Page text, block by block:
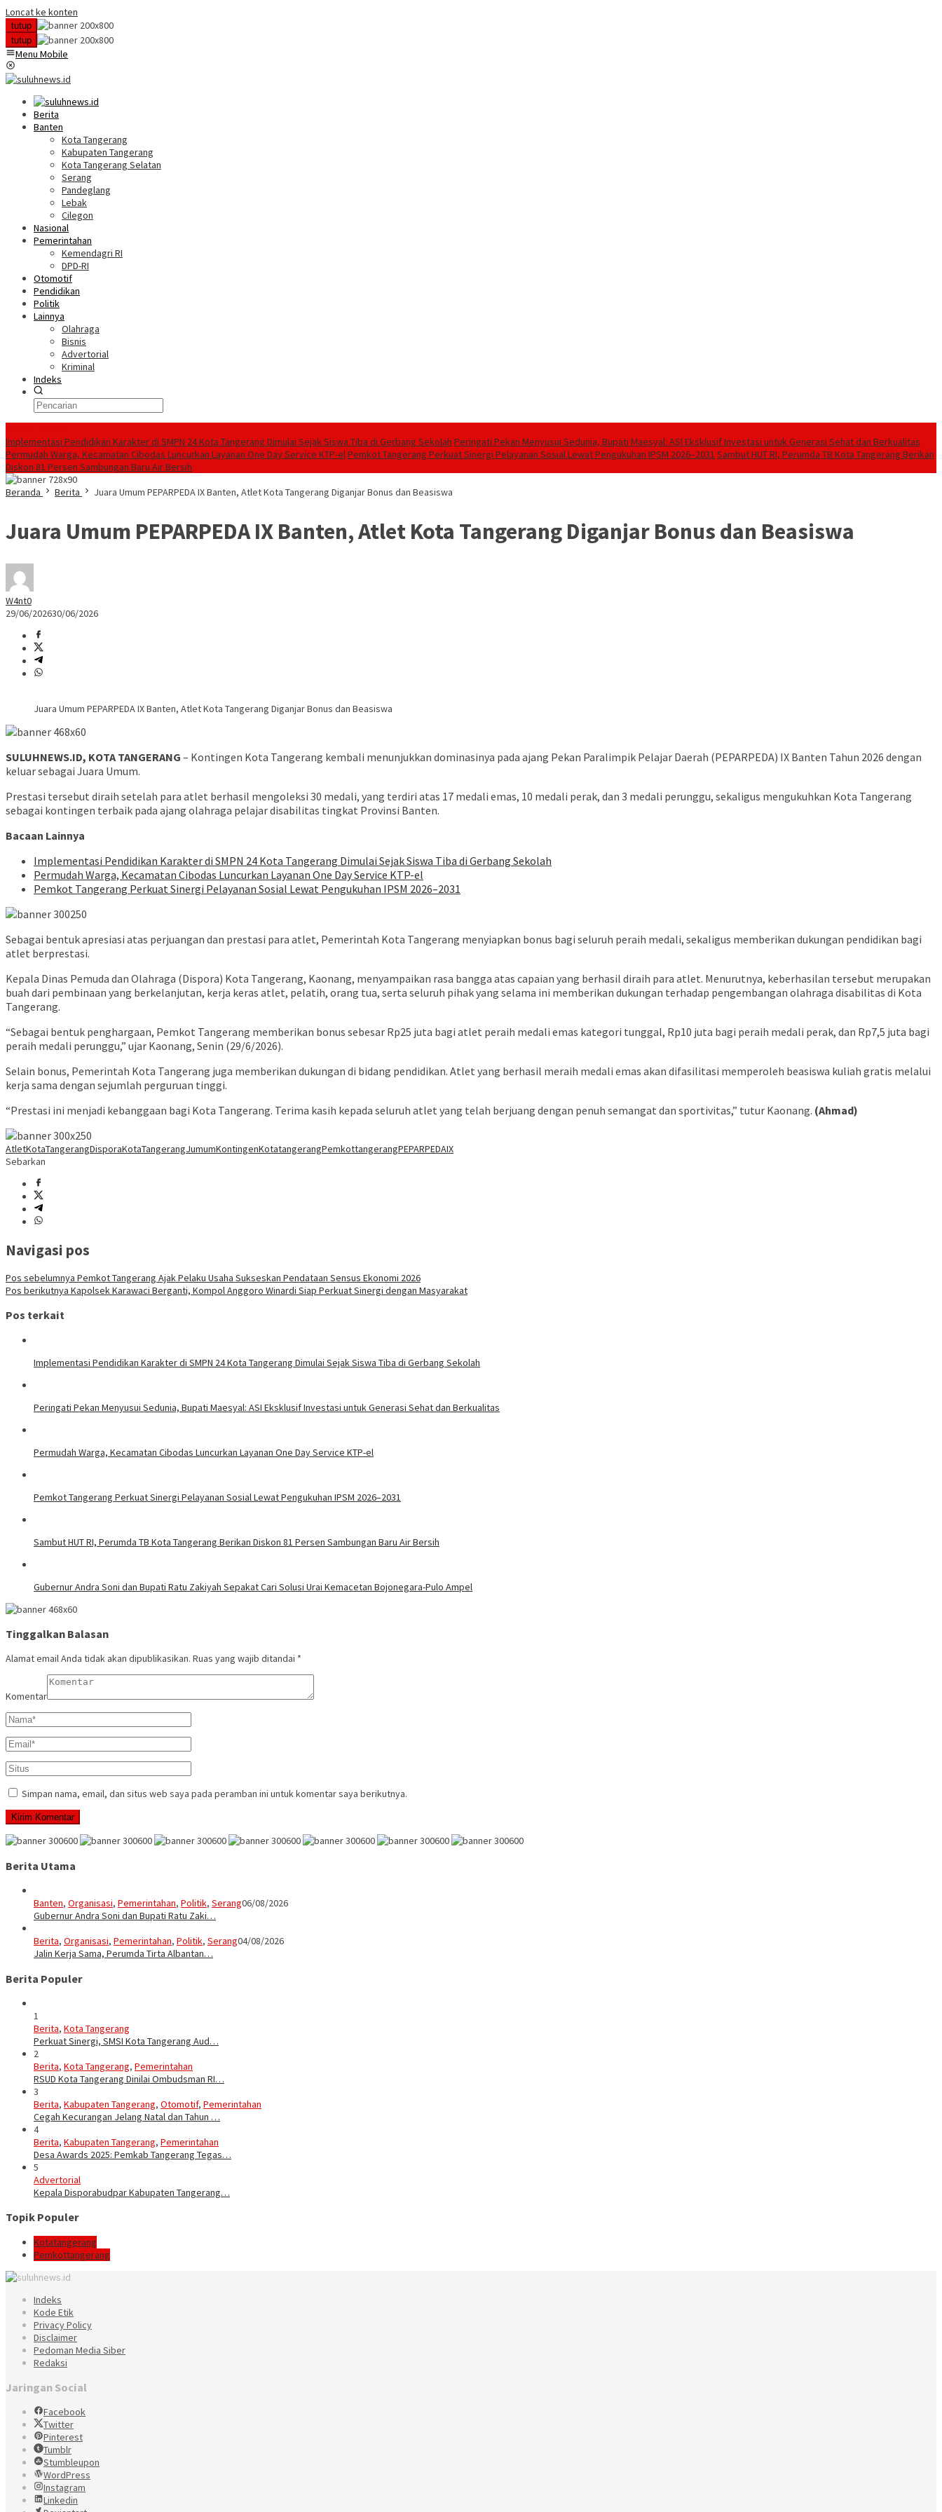
Loncat ke konten
tutup
tutup
Menu Mobile
Berita
Banten
Kota Tangerang
Kabupaten Tangerang
Kota Tangerang Selatan
Serang
Pandeglang
Lebak
Cilegon
Nasional
Pemerintahan
Kemendagri RI
DPD-RI
Otomotif
Pendidikan
Politik
Lainnya
Olahraga
Bisnis
Advertorial
Kriminal
Indeks
Implementasi Pendidikan Karakter di SMPN 24 Kota Tangerang Dimulai Sejak Siswa Tiba di Gerbang Sekolah Peringati Pekan Menyusui Sedunia, Bupati Maesyal: ASI Eksklusif Investasi untuk Generasi Sehat dan Berkualitas
Permudah Warga, Kecamatan Cibodas Luncurkan Layanan One Day Service KTP-elPemkot Tangerang Perkuat Sinergi Pelayanan Sosial Lewat Pengukuhan IPSM 2026–2031 Sambut HUT RI, Perumda TB Kota Tangerang Berikan
Diskon 81 Persen Sambungan Baru Air Bersih
Beranda
Berita Juara Umum PEPARPEDA IX Banten, Atlet Kota Tangerang Diganjar Bonus dan Beasiswa
Juara Umum PEPARPEDA IX Banten, Atlet Kota Tangerang Diganjar Bonus dan Beasiswa
W4nt0
29/06/202630/06/2026
Juara Umum PEPARPEDA IX Banten, Atlet Kota Tangerang Diganjar Bonus dan Beasiswa
SULUHNEWS.ID, KOTA TANGERANG – Kontingen Kota Tangerang kembali menunjukkan dominasinya pada ajang Pekan Paralimpik Pelajar Daerah (PEPARPEDA) IX Banten Tahun 2026 dengan
keluar sebagai Juara Umum.
Prestasi tersebut diraih setelah para atlet berhasil mengoleksi 30 medali, yang terdiri atas 17 medali emas, 10 medali perak, dan 3 medali perunggu, sekaligus mengukuhkan Kota Tangerang
sebagai kontingen terbaik pada ajang olahraga pelajar disabilitas tingkat Provinsi Banten.
Bacaan Lainnya
Implementasi Pendidikan Karakter di SMPN 24 Kota Tangerang Dimulai Sejak Siswa Tiba di Gerbang Sekolah
Permudah Warga, Kecamatan Cibodas Luncurkan Layanan One Day Service KTP-el
Pemkot Tangerang Perkuat Sinergi Pelayanan Sosial Lewat Pengukuhan IPSM 2026–2031
Sebagai bentuk apresiasi atas perjuangan dan prestasi para atlet, Pemerintah Kota Tangerang menyiapkan bonus bagi seluruh peraih medali, sekaligus memberikan dukungan pendidikan bagi
atlet berprestasi.
Kepala Dinas Pemuda dan Olahraga (Dispora) Kota Tangerang, Kaonang, menyampaikan rasa bangga atas capaian yang berhasil diraih para atlet. Menurutnya, keberhasilan tersebut merupakan
buah dari pembinaan yang berkelanjutan, kerja keras atlet, pelatih, orang tua, serta seluruh pihak yang selama ini memberikan dukungan terhadap pengembangan olahraga disabilitas di Kota
Tangerang.
“Sebagai bentuk penghargaan, Pemkot Tangerang memberikan bonus sebesar Rp25 juta bagi atlet peraih medali emas kategori tunggal, Rp10 juta bagi peraih medali perak, dan Rp7,5 juta bagi
peraih medali perunggu,” ujar Kaonang, Senin (29/6/2026).
Selain bonus, Pemerintah Kota Tangerang juga memberikan dukungan di bidang pendidikan. Atlet yang berhasil meraih medali emas akan difasilitasi memperoleh beasiswa kuliah gratis melalui
kerja sama dengan sejumlah perguruan tinggi.
“Prestasi ini menjadi kebanggaan bagi Kota Tangerang. Terima kasih kepada seluruh atlet yang telah berjuang dengan penuh semangat dan sportivitas,” tutur Kaonang. (Ahmad)
AtletKotaTangerangDisporaKotaTangerangJumumKontingenKotatangerangPemkottangerangPEPARPEDAIX
Sebarkan
Navigasi pos
Pos sebelumnya Pemkot Tangerang Ajak Pelaku Usaha Sukseskan Pendataan Sensus Ekonomi 2026
Pos berikutnya Kapolsek Karawaci Berganti, Kompol Anggoro Winardi Siap Perkuat Sinergi dengan Masyarakat
Pos terkait
Implementasi Pendidikan Karakter di SMPN 24 Kota Tangerang Dimulai Sejak Siswa Tiba di Gerbang Sekolah
Peringati Pekan Menyusui Sedunia, Bupati Maesyal: ASI Eksklusif Investasi untuk Generasi Sehat dan Berkualitas
Permudah Warga, Kecamatan Cibodas Luncurkan Layanan One Day Service KTP-el
Pemkot Tangerang Perkuat Sinergi Pelayanan Sosial Lewat Pengukuhan IPSM 2026–2031
Sambut HUT RI, Perumda TB Kota Tangerang Berikan Diskon 81 Persen Sambungan Baru Air Bersih
Gubernur Andra Soni dan Bupati Ratu Zakiyah Sepakat Cari Solusi Urai Kemacetan Bojonegara-Pulo Ampel
Tinggalkan Balasan
Alamat email Anda tidak akan dipublikasikan. Ruas yang wajib ditandai *
Komentar
Simpan nama, email, dan situs web saya pada peramban ini untuk komentar saya berikutnya.
Berita Utama
Banten, Organisasi, Pemerintahan, Politik, Serang06/08/2026
Gubernur Andra Soni dan Bupati Ratu Zaki…
Berita, Organisasi, Pemerintahan, Politik, Serang04/08/2026
Jalin Kerja Sama, Perumda Tirta Albantan…
Berita Populer
1
Berita, Kota Tangerang
Perkuat Sinergi, SMSI Kota Tangerang Aud…
2
Berita, Kota Tangerang, Pemerintahan
RSUD Kota Tangerang Dinilai Ombudsman RI…
3
Berita, Kabupaten Tangerang, Otomotif, Pemerintahan
Cegah Kecurangan Jelang Natal dan Tahun …
4
Berita, Kabupaten Tangerang, Pemerintahan
Desa Awards 2025: Pemkab Tangerang Tegas…
5
Advertorial
Kepala Disporabudpar Kabupaten Tangerang…
Topik Populer
Kotatangerang
Pemkottangerang
Indeks
Kode Etik
Privacy Policy
Disclaimer
Pedoman Media Siber
Redaksi
Jaringan Social
Facebook
Twitter
Pinterest
Tumblr
Stumbleupon
WordPress
Instagram
Linkedin